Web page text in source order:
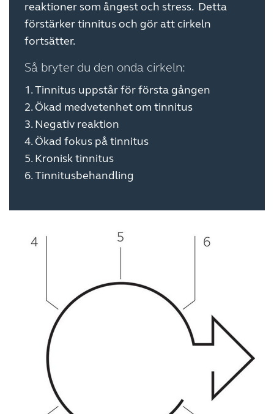
reaktioner som ångest och stress. Detta
förstärker tinnitus och gör att cirkeln
fortsätter.
Så bryter du den onda cirkeln:
1. Tinnitus uppstår för första gången
2. Ökad medvetenhet om tinnitus
3. Negativ reaktion
4. Ökad fokus på tinnitus
5. Kronisk tinnitus
6. Tinnitusbehandling